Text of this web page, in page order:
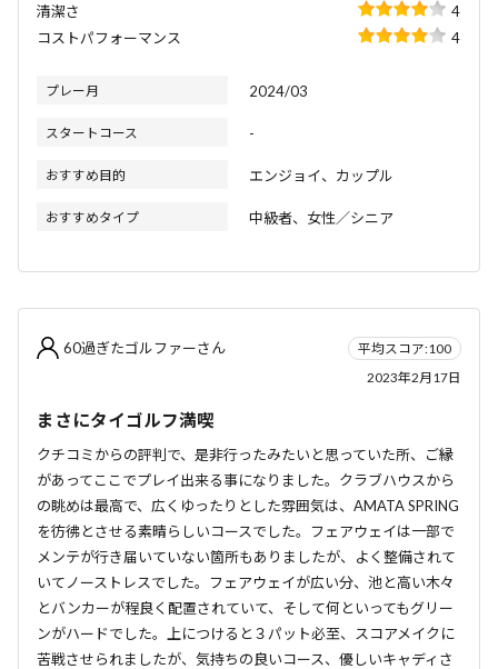
清潔さ
4
コストパフォーマンス
4
プレー月 2024/03
スタートコース -
おすすめ目的 エンジョイ、カップル
おすすめタイプ 中級者、女性／シニア
60過ぎたゴルファーさん
平均スコア:100
2023年2月17日
まさにタイゴルフ満喫
クチコミからの評判で、是非行ったみたいと思っていた所、ご縁
があってここでプレイ出来る事になりました。クラブハウスから
の眺めは最高で、広くゆったりとした雰囲気は、AMATA SPRING
を彷彿とさせる素晴らしいコースでした。フェアウェイは一部で
メンテが行き届いていない箇所もありましたが、よく整備されて
いてノーストレスでした。フェアウェイが広い分、池と高い木々
とバンカーが程良く配置されていて、そして何といってもグリー
ンがハードでした。上につけると３パット必至、スコアメイクに
苦戦させられましたが、気持ちの良いコース、優しいキャディさ